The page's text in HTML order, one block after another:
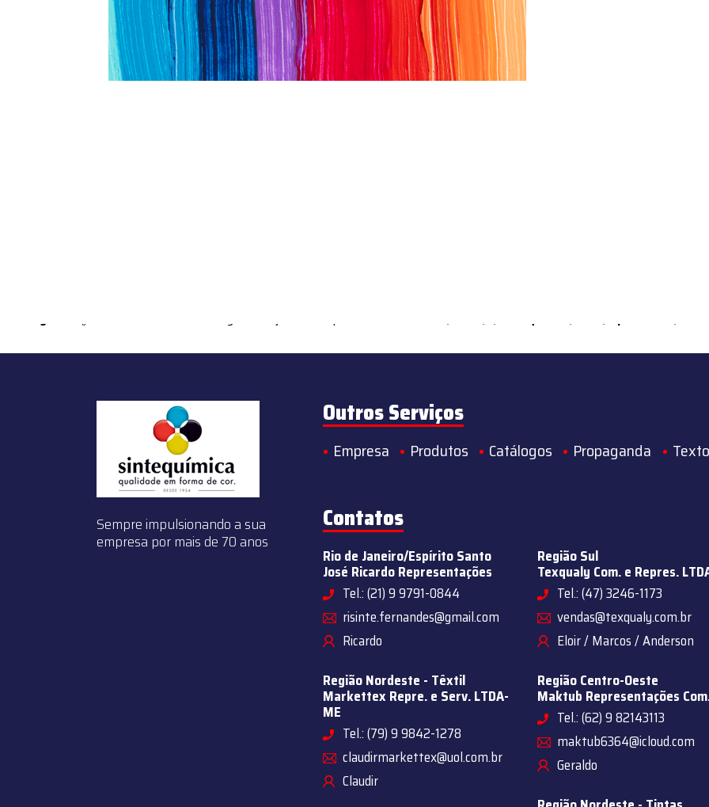
Warning : count(): Parameter must be an array or an object that implements Countable in /home/s/sintequimica/www/wp-content/
Sempre impulsionando a sua
empresa por mais de 70 anos
Outros Serviços
Empresa Produtos Catálogos Propaganda
Contatos
Rio de Janeiro/Espírito Santo
José Ricardo Representações
Tel.: (21) 9 9791-0844
risinte.fernandes@gmail.com
Ricardo
Região Sul
Texqualy Com. e Repres.
Tel.: (47) 3246-1173
vendas@texqualy.com.br
Eloir / Marcos / Anderson
Região Nordeste - Têxtil
Markettex Repre. e Serv. LTDA-
ME
Tel.: (79) 9 9842-1278
claudirmarkettex@uol.com.br
Claudir
Região Centro-Oeste
Maktub Representações
Tel.: (62) 9 82143113
maktub6364@icloud.com
Geraldo